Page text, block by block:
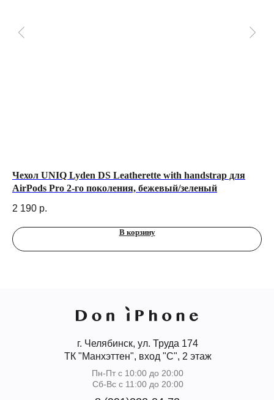
Чехол UNIQ Lyden DS Leatherette with handstrap для
AirPods Pro 2-го поколения, бежевый/зеленый
2 190 р.
В корзину
г. Челябинск, ул. Труда 174
ТК "Манхэттен", вход "С", 2 этаж
Пн-Пт с 10:00 до 20:00
Сб-Вс с 11:00 до 20:00